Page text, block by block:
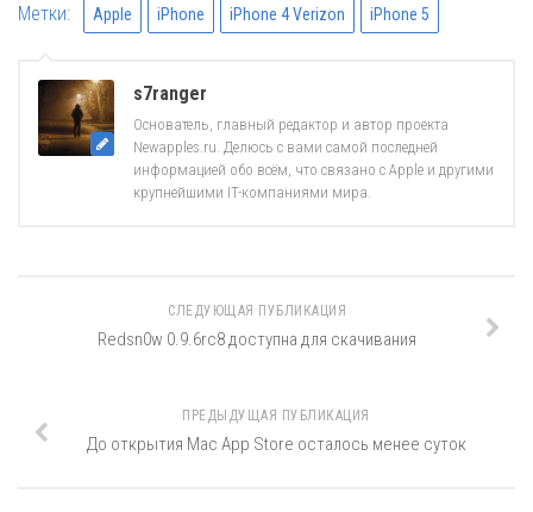
Метки: Apple iPhone iPhone 4 Verizon iPhone 5
s7ranger
Основатель, главный редактор и автор проекта
Newapples.ru. Делюсь с вами самой последней
информацией обо всём, что связано с Apple и другими
крупнейшими IT-компаниями мира.
СЛЕДУЮЩАЯ ПУБЛИКАЦИЯ
Redsn0w 0.9.6rc8 доступна для скачивания
ПРЕДЫДУЩАЯ ПУБЛИКАЦИЯ
До открытия Mac App Store осталось менее суток